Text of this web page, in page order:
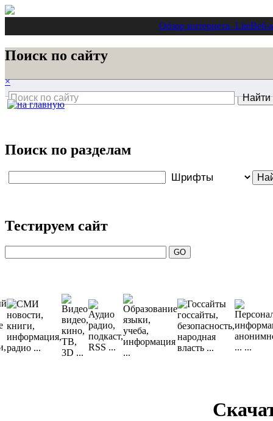
Обзор интернета- LiteВеб-
Поиск по сайту
×
Поиск по разделам
Тестируем сайт